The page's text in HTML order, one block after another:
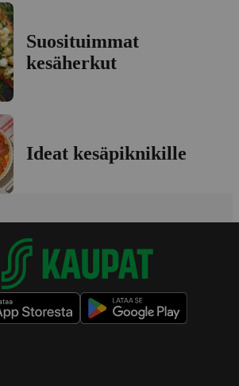
Suosituimmat
kesäherkut
Ideat kesäpiknikille